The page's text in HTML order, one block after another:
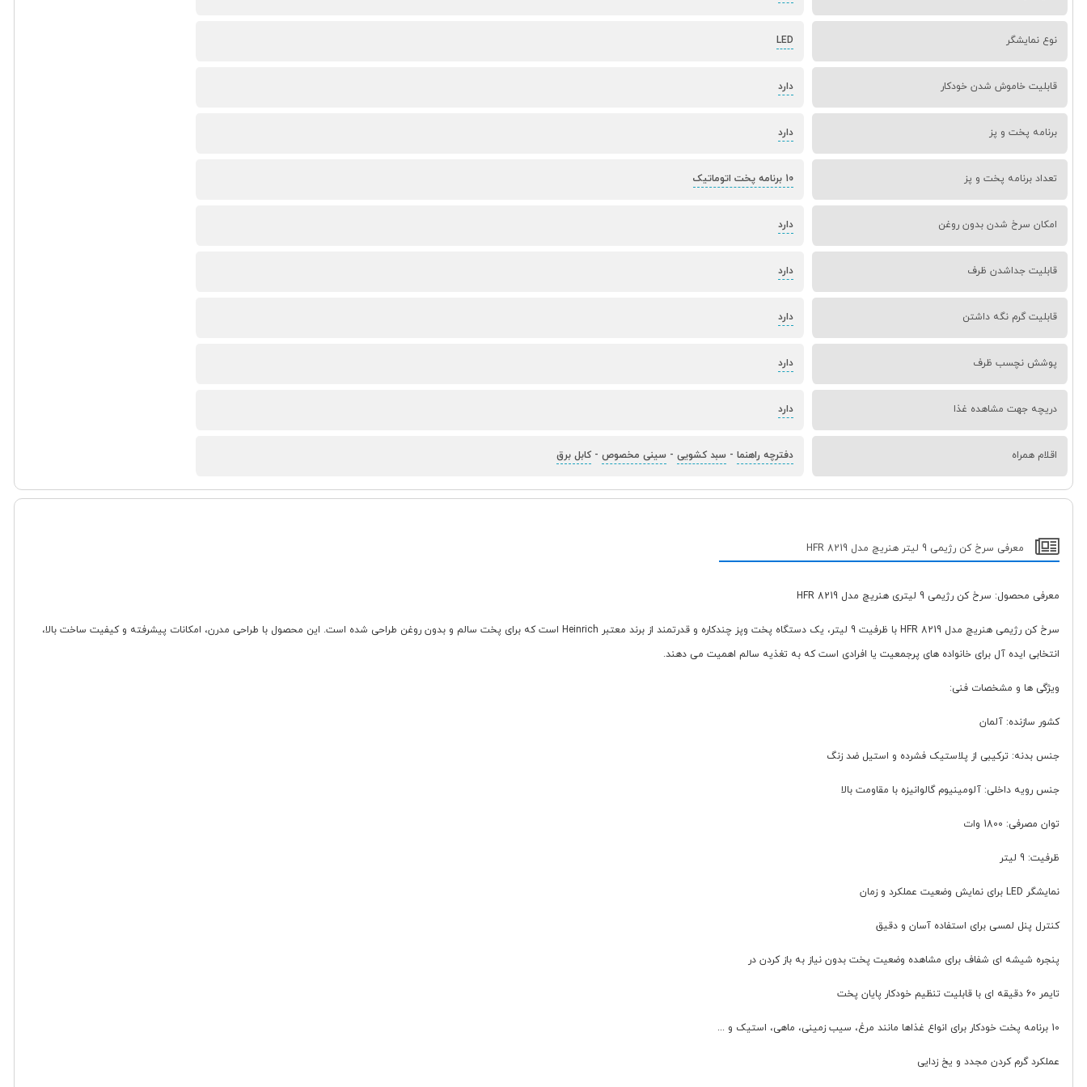
نوع نمایشگر LED
قابلیت خاموش شدن خودکار دارد
برنامه پخت و پز دارد
تعداد برنامه پخت و پز 10 برنامه پخت اتوماتیک
امکان سرخ شدن بدون روغن دارد
قابلیت جداشدن ظرف دارد
قابلیت گرم نگه داشتن دارد
پوشش نچسب ظرف دارد
دریچه جهت مشاهده غذا دارد
اقلام همراه دفترچه راهنما -سبد کشویی -سینی مخصوص -کابل برق
معرفی سرخ کن رژیمی 9 لیتر هنریچ مدل HFR 8219
معرفی محصول: سرخ کن رژیمی 9 لیتری هنریچ مدل HFR 8219
سرخ کن رژیمی هنریچ مدل HFR 8219 با ظرفیت 9 لیتر، یک دستگاه پخت وپز چندکاره و قدرتمند از برند معتبر Heinrich است که برای پخت سالم و بدون روغن طراحی شده است. این محصول با طراحی مدرن، امکانات پیشرفته و کیفیت ساخت بالا،
انتخابی ایده آل برای خانواده های پرجمعیت یا افرادی است که به تغذیه سالم اهمیت می دهند.
ویژگی ها و مشخصات فنی:
کشور سازنده: آلمان
جنس بدنه: ترکیبی از پلاستیک فشرده و استیل ضد زنگ
جنس رویه داخلی: آلومینیوم گالوانیزه با مقاومت بالا
توان مصرفی: 1800 وات
ظرفیت: 9 لیتر
نمایشگر LED برای نمایش وضعیت عملکرد و زمان
کنترل پنل لمسی برای استفاده آسان و دقیق
پنجره شیشه ای شفاف برای مشاهده وضعیت پخت بدون نیاز به باز کردن در
تایمر 60 دقیقه ای با قابلیت تنظیم خودکار پایان پخت
10 برنامه پخت خودکار برای انواع غذاها مانند مرغ، سیب زمینی، ماهی، استیک و ...
عملکرد گرم کردن مجدد و یخ زدایی